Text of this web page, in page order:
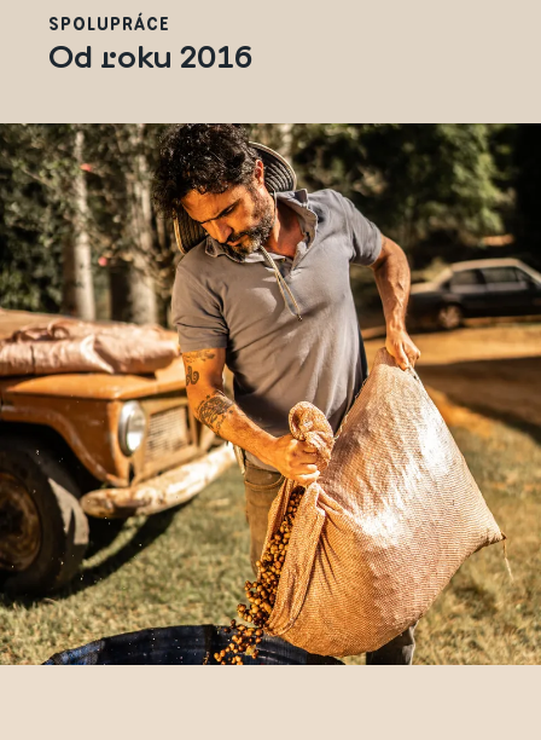
SPOLUPRÁCE
Od roku 2016